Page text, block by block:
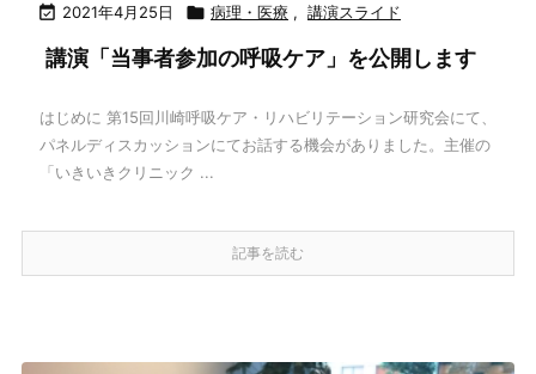
 2021年4月25日  病理・医療 , 講演スライド
講演「当事者参加の呼吸ケア」を公開します
はじめに 第15回川崎呼吸ケア・リハビリテーション研究会にて、
パネルディスカッションにてお話する機会がありました。主催の
「いきいきクリニック ...
記事を読む